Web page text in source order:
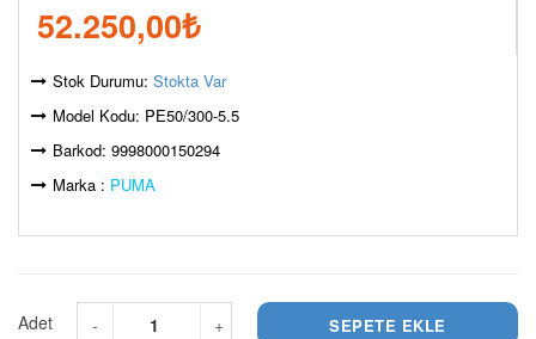
52.250,00₺
Stok Durumu: Stokta Var
Model Kodu: PE50/300-5.5
Barkod: 9998000150294
Marka : PUMA
Adet +
-